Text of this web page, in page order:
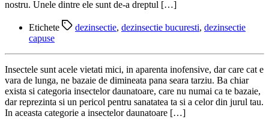
nostru. Unele dintre ele sunt de-a dreptul […]
Etichete dezinsectie, dezinsectie bucuresti, dezinsectie
capuse
Insectele sunt acele vietati mici, in aparenta inofensive, dar care cat e
vara de lunga, ne bazaie de dimineata pana seara tarziu. Ba chiar
exista si categoria insectelor daunatoare, care nu numai ca te bazaie,
dar reprezinta si un pericol pentru sanatatea ta si a celor din jurul tau.
In aceasta categorie a insectelor daunatoare […]